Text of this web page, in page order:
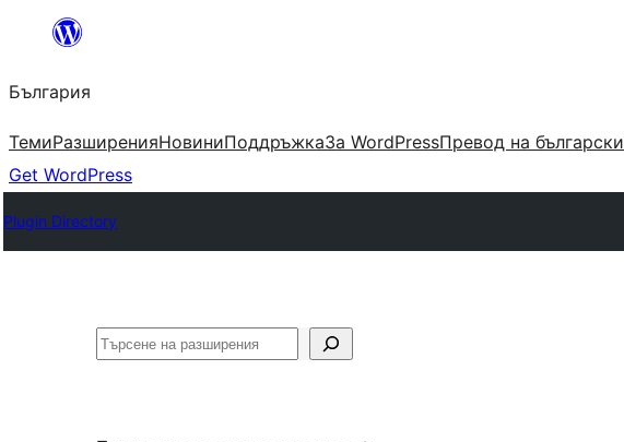
България
ТемиРазширенияНовиниПоддръжкаЗа WordPressПревод на български
Get WordPress
Plugin Directory
Търсене